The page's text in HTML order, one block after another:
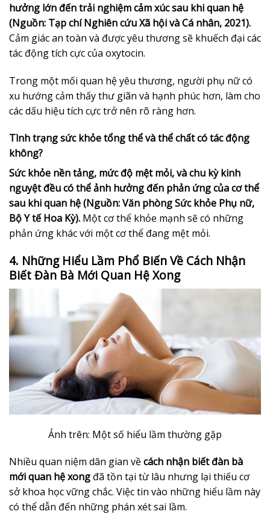
hưởng lớn đến trải nghiệm cảm xúc sau khi quan hệ
(Nguồn: Tạp chí Nghiên cứu Xã hội và Cá nhân, 2021).
Cảm giác an toàn và được yêu thương sẽ khuếch đại các
tác động tích cực của oxytocin.
Trong một mối quan hệ yêu thương, người phụ nữ có
xu hướng cảm thấy thư giãn và hạnh phúc hơn, làm cho
các dấu hiệu tích cực trở nên rõ ràng hơn.
Tình trạng sức khỏe tổng thể và thể chất có tác động
không?
Sức khỏe nền tảng, mức độ mệt mỏi, và chu kỳ kinh
nguyệt đều có thể ảnh hưởng đến phản ứng của cơ thể
sau khi quan hệ (Nguồn: Văn phòng Sức khỏe Phụ nữ,
Bộ Y tế Hoa Kỳ). Một cơ thể khỏe mạnh sẽ có những
phản ứng khác với một cơ thể đang mệt mỏi.
4. Những Hiểu Lầm Phổ Biến Về Cách Nhận
Biết Đàn Bà Mới Quan Hệ Xong
Ảnh trên: Một số hiểu lầm thường gặp
Nhiều quan niệm dân gian vềcách nhận biết đàn bà
mới quan hệ xong đã tồn tại từ lâu nhưng lại thiếu cơ
sở khoa học vững chắc. Việc tin vào những hiểu lầm này
có thể dẫn đến những phán xét sai lầm.